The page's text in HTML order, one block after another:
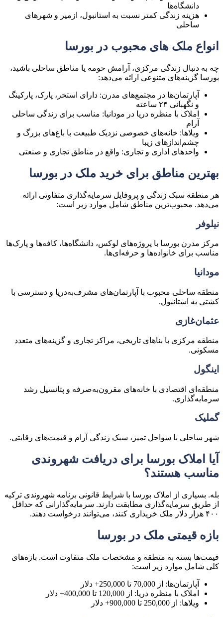
دانشگاه‌ها
هزینه زندگی کمتر نسبت به استانبول، ازمیر و شهرهای
ساحلی
انواع ملک‌ های محبوب در بورسا
چه به دنبال زندگی مرکزی، آرامش حومه یا مناطق ساحلی باشید،
بورسا گزینه‌های متنوعی ارائه می‌دهد:
آپارتمان‌ها در مجتمع‌های مدرن: دارای استخر، پارک، پارکینگ
و نگهبانی ۲۴ ساعته
املاک با منظره دریا در مودانیا: مناسب برای زندگی ساحلی
آرام
ویلاها: خانه‌های خصوصی نزدیک طبیعت با باغ‌های بزرگ و
چشم‌اندازهای زیبا
واحدهای اداری و تجاری: واقع در مناطق تجاری و صنعتی
بهترین مناطق برای خرید ملک در بورسا
هر منطقه سبک زندگی و پروفایل سرمایه‌گذاری متفاوتی ارائه
می‌دهد. محبوب‌ترین مناطق شامل موارد زیر است:
نیلوفر
مرکز مدرن بورسا با پروژه‌های لوکس، دانشگاه‌ها، کافه‌ها و پارک‌ها
مناسب برای خانواده‌ها و حرفه‌ای‌ها.
مودانیا
منطقه ساحلی محبوب با آپارتمان‌های مشرف‌به‌دریا و دسترسی با
کشتی به استانبول.
عثمان‌غازی
منطقه مرکزی با بناهای تاریخی، مراکز تجاری و گزینه‌های متعدد
مسکونی.
اینگول
منطقه‌ای اقتصادی با خانه‌های مقرون‌به‌صرفه و پتانسیل رشد
سرمایه‌گذاری.
گملیک
شهر ساحلی با سواحل تمیز، سبک زندگی آرام و قیمت‌های رقابتی.
آیا املاک بورسا برای دریافت شهروندی
مناسب هستند؟
بله. بسیاری از املاک بورسا با شرایط قانونی برنامه شهروندی ترکیه
از طریق سرمایه‌گذاری مطابقت دارند. سرمایه‌گذارانی که حداقل
۴۰۰ هزار دلار ملک خریداری کنند، می‌توانند درخواست دهند.
بازه قیمتی ملک در بورسا
قیمت‌ها بسته به منطقه و مشخصات ملک متفاوت است. بازه‌های
کلی شامل موارد زیر است:
آپارتمان‌ها: از 70,000 تا 250,000+ دلار
املاک با منظره دریا: از 120,000 تا 400,000+ دلار
ویلاها: از 250,000 تا 900,000+ دلار